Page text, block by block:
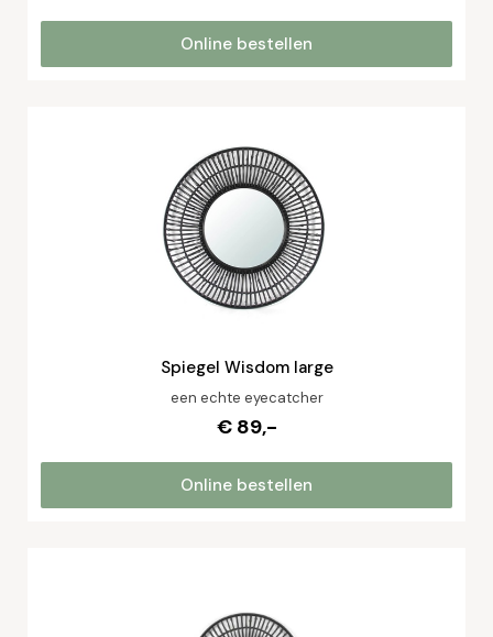
Online bestellen
Spiegel Wisdom large
een echte eyecatcher
€ 89,-
Online bestellen